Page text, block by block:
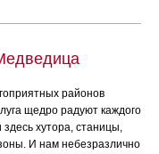
районов
щедро радуют каждого
хутора, станицы,
И нам небезразлично